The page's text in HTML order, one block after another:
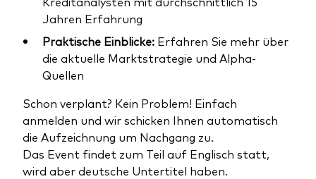
Jahren Erfahrung
Praktische Einblicke: Erfahren Sie mehr über
die aktuelle Marktstrategie und Alpha-
Quellen
Schon verplant? Kein Problem! Einfach
anmelden und wir schicken Ihnen automatisch
die Aufzeichnung um Nachgang zu.
Das Event findet zum Teil auf Englisch statt,
wird aber deutsche Untertitel haben.